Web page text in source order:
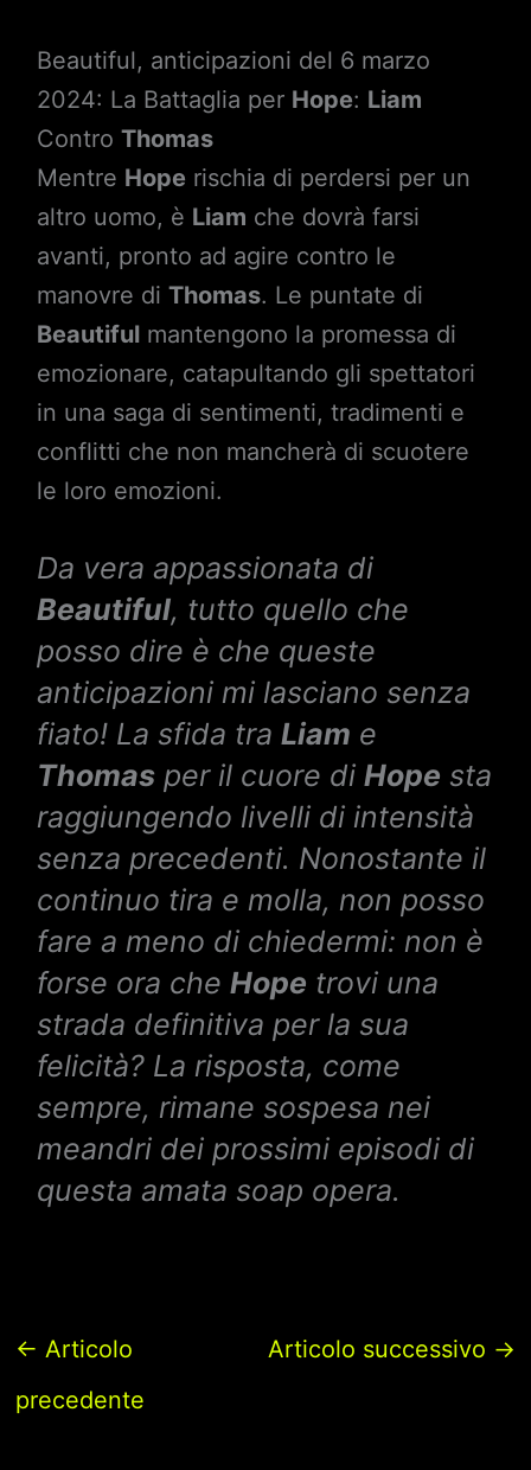
Beautiful, anticipazioni del 6 marzo
2024: La Battaglia per Hope: Liam
Contro Thomas
Mentre Hope rischia di perdersi per un
altro uomo, è Liam che dovrà farsi
avanti, pronto ad agire contro le
manovre di Thomas. Le puntate di
Beautifulmantengono la promessa di
emozionare, catapultando gli spettatori
in una saga di sentimenti, tradimenti e
conflitti che non mancherà di scuotere
le loro emozioni.
Da vera appassionata di
Beautiful, tutto quello che
posso dire è che queste
anticipazioni mi lasciano senza
fiato! La sfida tra Liam e
Thomasper il cuore di Hope sta
raggiungendo livelli di intensità
senza precedenti. Nonostante il
continuo tira e molla, non posso
fare a meno di chiedermi: non è
forse ora che Hope trovi una
strada definitiva per la sua
felicità? La risposta, come
sempre, rimane sospesa nei
meandri dei prossimi episodi di
questa amata soap opera.
← Articolo
precedente
Articolo successivo →